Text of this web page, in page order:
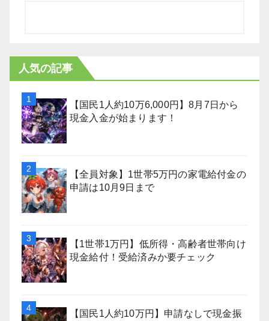
人気の記事
【国民1人約10万6,000円】8月7日から
現金入金が始まります！
【全員対象】1世帯5万円の家電給付金の
申請は10月9日まで
【1世帯1万円】低所得・高齢者世帯向け
現金給付！受給済みか要チェック
【国民1人約10万円】申請なしで現金振